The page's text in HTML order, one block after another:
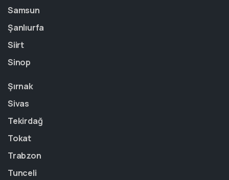
Samsun
Şanlıurfa
Siirt
Sinop
Şırnak
Sivas
Tekirdağ
Tokat
Trabzon
Tunceli